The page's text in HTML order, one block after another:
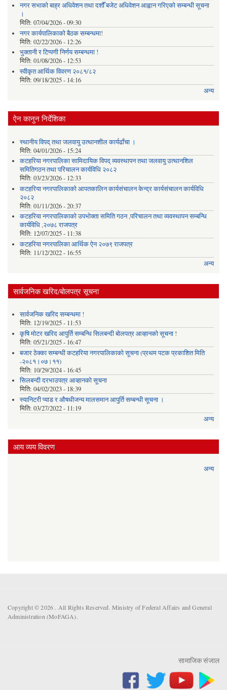
नगर सभाको बाह्र अधिवेशन तथा दशौँ बजेट अधिवेशन आह्वान गरिएको सम्बन्धी सूचना
।
मिति: 07/04/2026 - 09:30
नगर कार्यपालिकाको बैठक सम्बन्धमा!
मिति: 02/22/2026 - 12:26
भुक्तानी र टिप्पणी निर्णय सम्बन्धमा !
मिति: 01/08/2026 - 12:53
स्वीकृत आर्थिक विवरण २०८१/८२
मिति: 09/18/2025 - 14:16
अन्य
ऐन कानुन निर्देशिका
स्थानीय विपद् तथा जलवायु उत्थानशील कार्यढाँचा ।
मिति: 04/01/2026 - 15:24
कटहरिया नगरपालिका सामिदायिक विपद् व्यवस्थापन तथा जलवायु उत्थानशिल
समितिगठन तथा परिचालन कार्यविधि २०८२
मिति: 03/23/2026 - 12:33
कटहरिया नगरपालिकाको आपतकालिन कार्यसंचालन केन्द्र कार्यसंचालन कार्यविधि
२०८२
मिति: 01/11/2026 - 20:37
कटहरिया नगरपालिकाको उपभोक्ता समिति गठन ,परिचालन तथा व्यवस्थापन सम्बन्धि
कार्यविधि ,२०७८ राजपत्र
मिति: 12/07/2025 - 11:38
कटहरिया नगरपालिका आर्थिक ऐन २०७९ राजपत्र
मिति: 11/12/2022 - 16:55
अन्य
सार्वजनिक खरिद/बोलपत्र सूचना
सार्वजनिक खरिद सम्बन्धमा !
मिति: 12/19/2025 - 11:53
कृषि मोटर खरिद आपुर्ति सम्बन्धि सिलबन्दी बोलपत्र आव्हानको सूचना !
मिति: 05/21/2025 - 16:47
बजार ठेक्का सम्बन्धी कटहरिया नगरपालिकाको सूचना (प्रथम पटक प्रकाशित मिति
-२०८१।०७।११)
मिति: 10/29/2024 - 16:45
सिलबन्दी दरभाउपत्र आव्हानको सूचना
मिति: 04/02/2023 - 18:39
स्यानिटरी प्याड र ‌औषधीजन्य मालसमान आपुर्ति सम्बन्धी सूचना ।
मिति: 03/27/2022 - 11:19
अन्य
आय व्यय विवरण
अन्य
Copyright © 2026 . All Rights Reserved. Ministry of Federal Affairs and General
Administration (MoFAGA).
सामाजिक संजाल